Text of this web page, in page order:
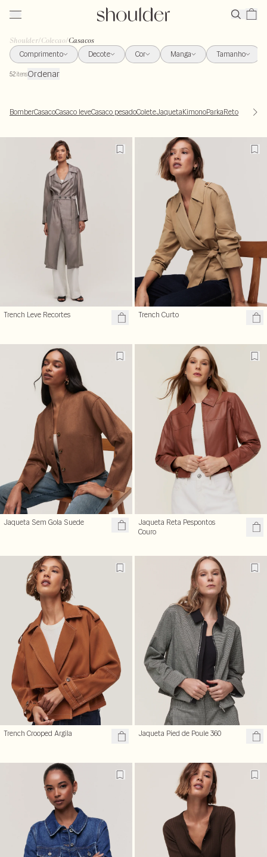
Shoulder/Colecao/Casacos
Comprimento
Decote Cor Manga Tamanho
52itensOrdenar
BomberCasacoCasaco leveCasaco pesadoColeteJaquetaKimonoParkaReto
Trench Leve Recortes Trench Curto
Jaqueta Sem Gola Suede
Jaqueta Reta Pespontos
Couro
Trench Crooped Argila Jaqueta Pied de Poule 360